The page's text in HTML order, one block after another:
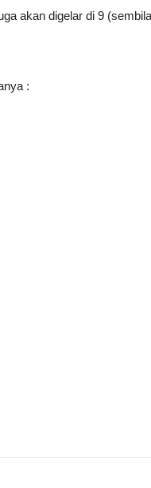
akan digelar di 9
: